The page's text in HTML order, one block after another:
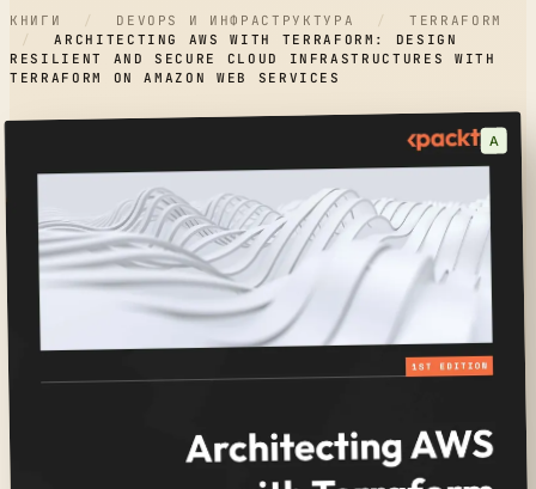
КНИГИ / DEVOPS И ИНФРАСТРУКТУРА /
TERRAFORM
/
ARCHITECTING AWS WITH TERRAFORM: DESIGN
RESILIENT AND SECURE CLOUD INFRASTRUCTURES WITH
TERRAFORM ON AMAZON WEB SERVICES
A